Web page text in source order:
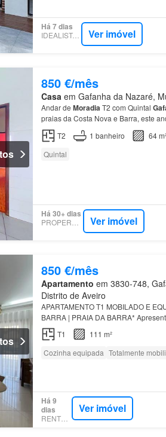
Há 7 dias
IDEALISTA.PT Ver imóvel
850 €/mês
Casaem Gafanha da Nazaré,
Andar de MoradiaT2 com Quintal
praias da Costa Nova e Barra, este
Imobiliária está estrategicamente
T2 1 banheiro
64
Quintal
Há 30+ dias
Ver imóvel
850 €/mês
Apartamento em 3830-748,
Distrito de Aveiro
APARTAMENTO T1 MOBILADO E
BARRA | PRAIA DA BARRA*
arrendamento, localizado na
Barra…
T1
111 m²
Cozinha equipada Totalmente
Há 9
dias
RENTOLA
Ver imóvel